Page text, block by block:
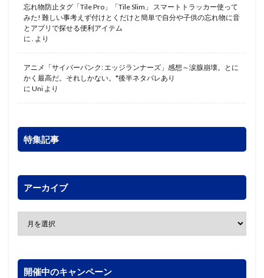
忘れ物防止タグ「Tile Pro」「Tile Slim」 スマートトラッカー使って
みた! 難しい事考えず付けとくだけと簡単で自分や子供の忘れ物に音
とアプリで探せる便利アイテム
に . より
アニメ「サイバーパンク: エッジランナーズ」感想～涙腺崩壊。とに
かく最高だ。それしかない。*後半ネタバレあり
に Uni より
特集記事
アーカイブ
開催中のキャンペーン